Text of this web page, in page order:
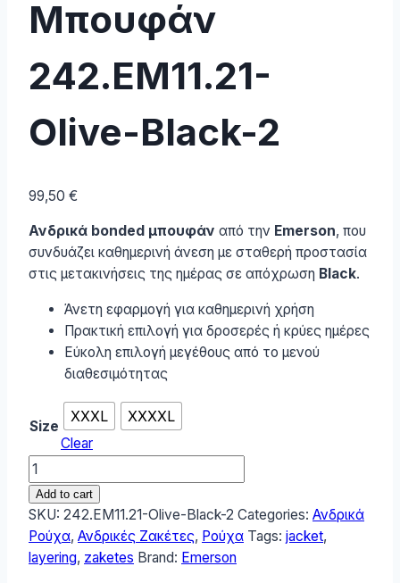
Μπουφάν
242.EM11.21-
Olive-Black-2
99,50 €
Ανδρικά bonded μπουφάν από την Emerson, που
συνδυάζει καθημερινή άνεση με σταθερή προστασία
στις μετακινήσεις της ημέρας σε απόχρωση Black.
Άνετη εφαρμογή για καθημερινή χρήση
Πρακτική επιλογή για δροσερές ή κρύες ημέρες
Εύκολη επιλογή μεγέθους από το μενού
διαθεσιμότητας
Size
XXXL XXXXL
Clear
Emerson
Ανδρικό
Μπουφάν
242.EM11.21-
Olive-
Add to cart
SKU: 242.EM11.21-Olive-Black-2 Categories: Ανδρικά
Ρούχα, Ανδρικές Ζακέτες, Ρούχα Tags: jacket,
layering, zaketes Brand: Emerson